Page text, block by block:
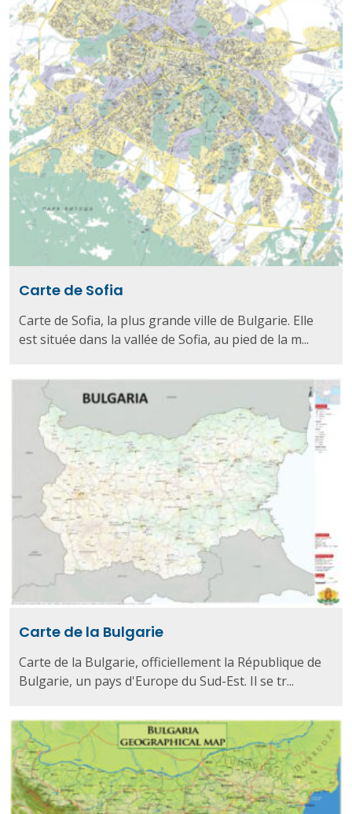
Carte de Sofia
Carte de Sofia, la plus grande ville de Bulgarie. Elle
est située dans la vallée de Sofia, au pied de la m...
Carte de la Bulgarie
Carte de la Bulgarie, officiellement la République de
Bulgarie, un pays d'Europe du Sud-Est. Il se tr...